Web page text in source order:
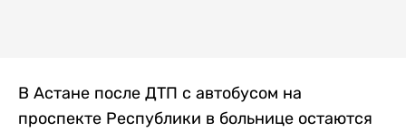
В Астане после ДТП с автобусом на
проспекте Республики в больнице остаются